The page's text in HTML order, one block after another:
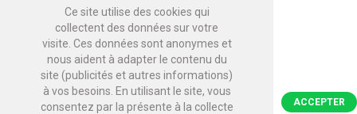
Ce site utilise des cookies qui
collectent des données sur votre
visite. Ces données sont anonymes et
nous aident à adapter le contenu du
site (publicités et autres informations)
à vos besoins. En utilisant le site, vous
consentez par la présente à la collecte
ACCEPTER